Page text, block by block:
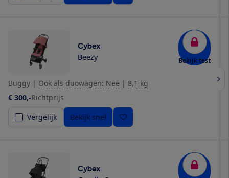
Cybex
Beezy Bekijk test
Buggy | Ook als duowagen: Nee | 8,1 kg
€ 300,-Richtprijs
Vergelijk
Bekijk snel
Cybex